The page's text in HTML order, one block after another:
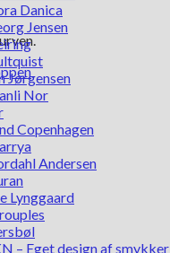
Danica
Jensen
Jørgensen
Nor
Copenhagen
Andersen
Lynggaard
– Eget design af smykker